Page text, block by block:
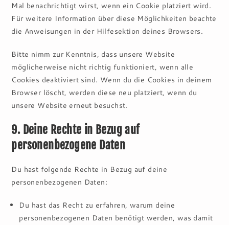
Mal benachrichtigt wirst, wenn ein Cookie platziert wird.
Für weitere Information über diese Möglichkeiten beachte
die Anweisungen in der Hilfesektion deines Browsers.
Bitte nimm zur Kenntnis, dass unsere Website
möglicherweise nicht richtig funktioniert, wenn alle
Cookies deaktiviert sind. Wenn du die Cookies in deinem
Browser löscht, werden diese neu platziert, wenn du
unsere Website erneut besuchst.
9. Deine Rechte in Bezug auf
personenbezogene Daten
Du hast folgende Rechte in Bezug auf deine
personenbezogenen Daten:
Du hast das Recht zu erfahren, warum deine
personenbezogenen Daten benötigt werden, was damit